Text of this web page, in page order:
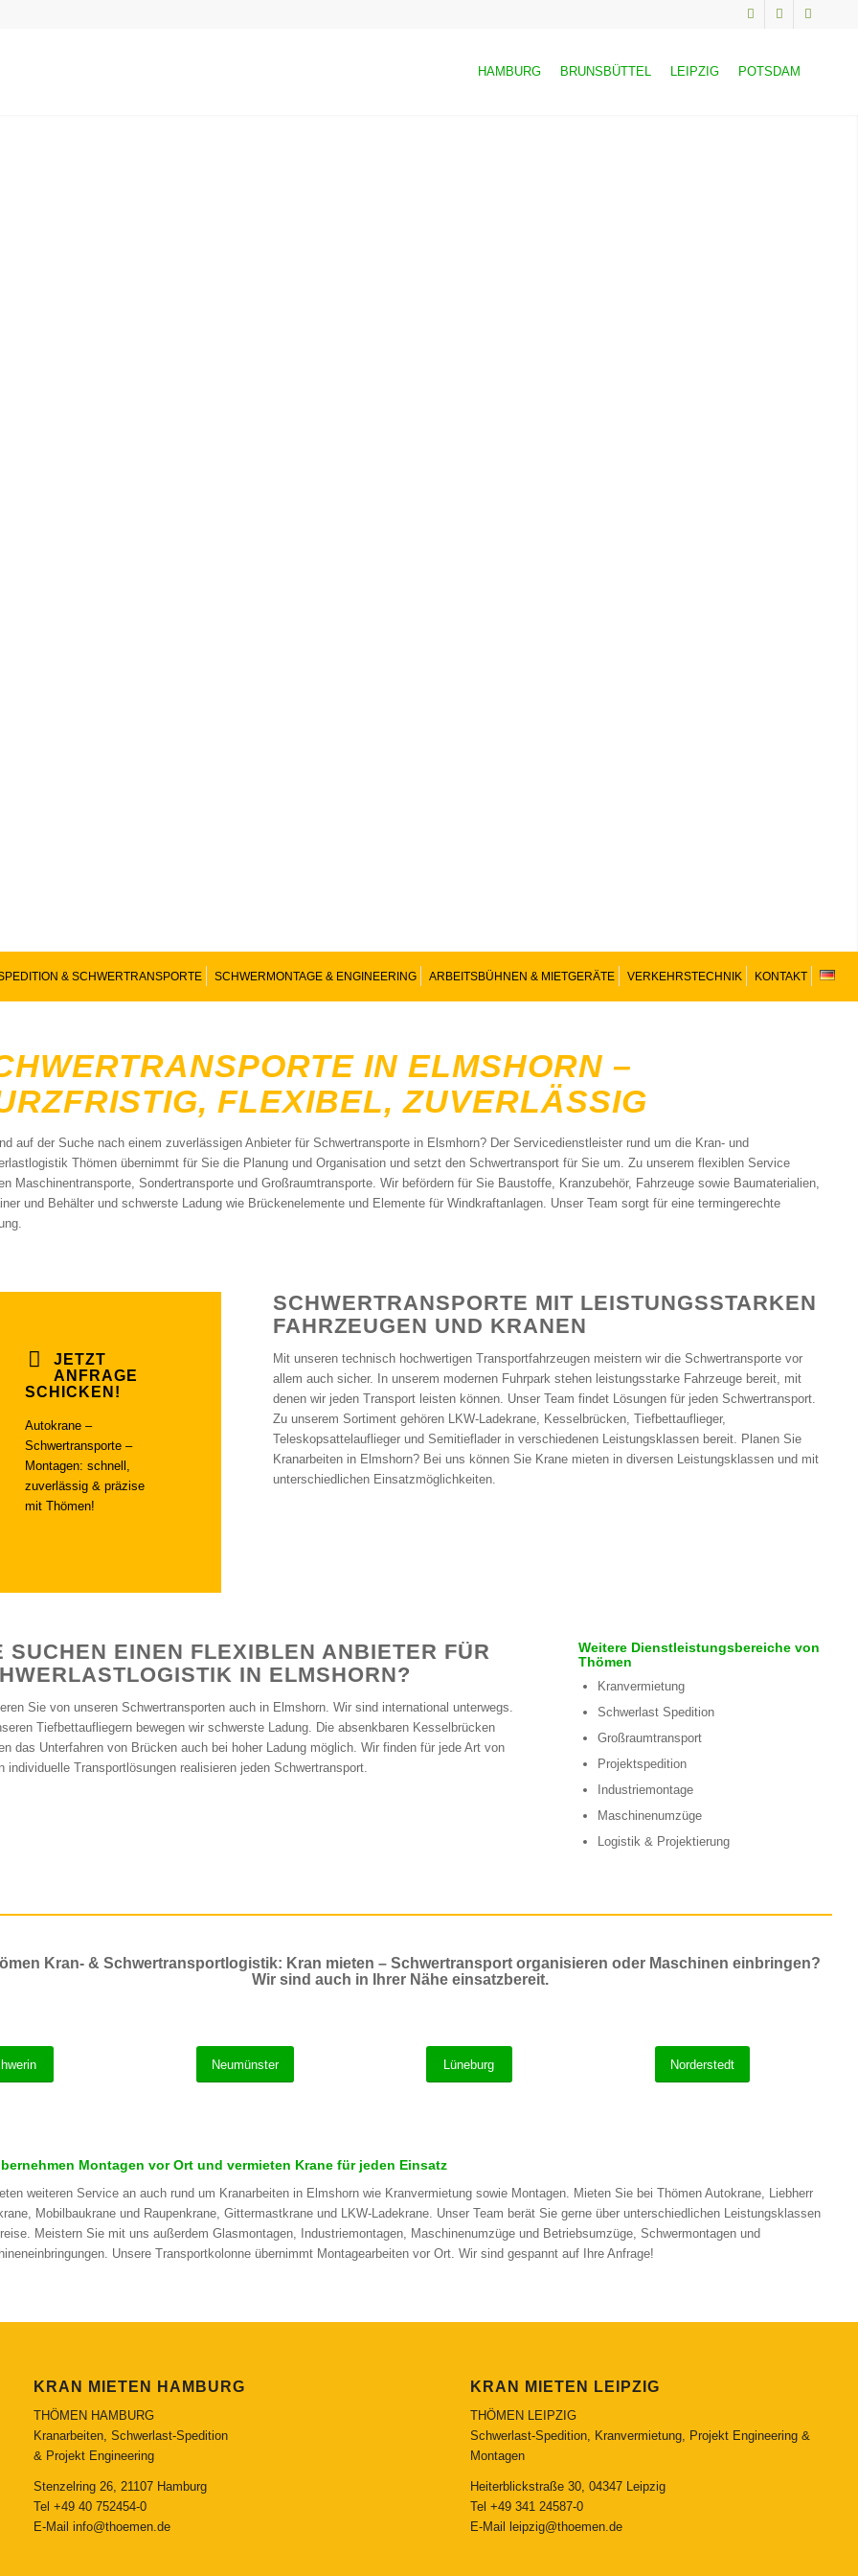
HAMBURG BRUNSBÜTTEL LEIPZIG POTSDAM
& SCHWERTRANSPORTE SCHWERMONTAGE & ENGINEERING ARBEITSBÜHNEN & MIETGERÄTE VERKEHRSTECHNIK KONTAKT
IN ELMSHORN –
FLEXIBEL, ZUVERLÄSSIG
auf der Suche nach einem zuverlässigen Anbieter für Schwertransporte in Elsmhorn? Der Servicedienstleister rund um die Kran- und
Thömen übernimmt für Sie die Planung und Organisation und setzt den Schwertransport für Sie um. Zu unserem flexiblen Service
Maschinentransporte, Sondertransporte und Großraumtransporte. Wir befördern für Sie Baustoffe, Kranzubehör, Fahrzeuge sowie Baumaterialien,
und Behälter und schwerste Ladung wie Brückenelemente und Elemente für Windkraftanlagen. Unser Team sorgt für eine termingerechte
JETZT
ANFRAGE
SCHICKEN!
Autokrane –
Schwertransporte –
Montagen: schnell,
zuverlässig & präzise
mit Thömen!
SCHWERTRANSPORTE MIT LEISTUNGSSTARKEN
FAHRZEUGEN UND KRANEN
Mit unseren technisch hochwertigen Transportfahrzeugen meistern wir die Schwertransporte vor
allem auch sicher. In unserem modernen Fuhrpark stehen leistungsstarke Fahrzeuge bereit, mit
denen wir jeden Transport leisten können. Unser Team findet Lösungen für jeden Schwertransport.
Zu unserem Sortiment gehören LKW-Ladekrane, Kesselbrücken, Tiefbettauflieger,
Teleskopsattelauflieger und Semitieflader in verschiedenen Leistungsklassen bereit. Planen Sie
Kranarbeiten in Elmshorn? Bei uns können Sie Krane mieten in diversen Leistungsklassen und mit
unterschiedlichen Einsatzmöglichkeiten.
SUCHEN EINEN FLEXIBLEN ANBIETER FÜR
IN ELMSHORN?
Sie von unseren Schwertransporten auch in Elmshorn. Wir sind international unterwegs.
Tiefbettaufliegern bewegen wir schwerste Ladung. Die absenkbaren Kesselbrücken
das Unterfahren von Brücken auch bei hoher Ladung möglich. Wir finden für jede Art von
individuelle Transportlösungen realisieren jeden Schwertransport.
Weitere Dienstleistungsbereiche von
Thömen
Kranvermietung
Schwerlast Spedition
Großraumtransport
Projektspedition
Industriemontage
Maschinenumzüge
Logistik & Projektierung
Kran- & Schwertransportlogistik: Kran mieten – Schwertransport organisieren oder Maschinen einbringen?
Wir sind auch in Ihrer Nähe einsatzbereit.
Neumünster Lüneburg Norderstedt
Montagen vor Ort und vermieten Krane für jeden Einsatz
weiteren Service an auch rund um Kranarbeiten in Elmshorn wie Kranvermietung sowie Montagen. Mieten Sie bei Thömen Autokrane, Liebherr
Mobilbaukrane und Raupenkrane, Gittermastkrane und LKW-Ladekrane. Unser Team berät Sie gerne über unterschiedlichen Leistungsklassen
Meistern Sie mit uns außerdem Glasmontagen, Industriemontagen, Maschinenumzüge und Betriebsumzüge, Schwermontagen und
Unsere Transportkolonne übernimmt Montagearbeiten vor Ort. Wir sind gespannt auf Ihre Anfrage!
KRAN MIETEN HAMBURG
THÖMEN HAMBURG
Kranarbeiten, Schwerlast-Spedition
& Projekt Engineering
Stenzelring 26, 21107 Hamburg
Tel +49 40 752454-0
E-Mail info@thoemen.de
KRAN MIETEN LEIPZIG
THÖMEN LEIPZIG
Schwerlast-Spedition, Kranvermietung, Projekt Engineering &
Montagen
Heiterblickstraße 30, 04347 Leipzig
Tel +49 341 24587-0
E-Mail
leipzig@thoemen.de